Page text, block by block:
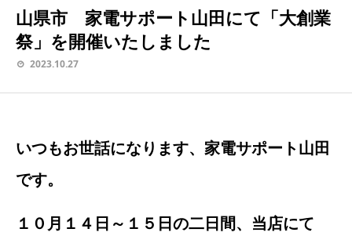
山県市 家電サポート山田にて「大創業
祭」を開催いたしました
2023.10.27
いつもお世話になります、家電サポート山田
です。
１０月１４日～１５日の二日間、当店にて